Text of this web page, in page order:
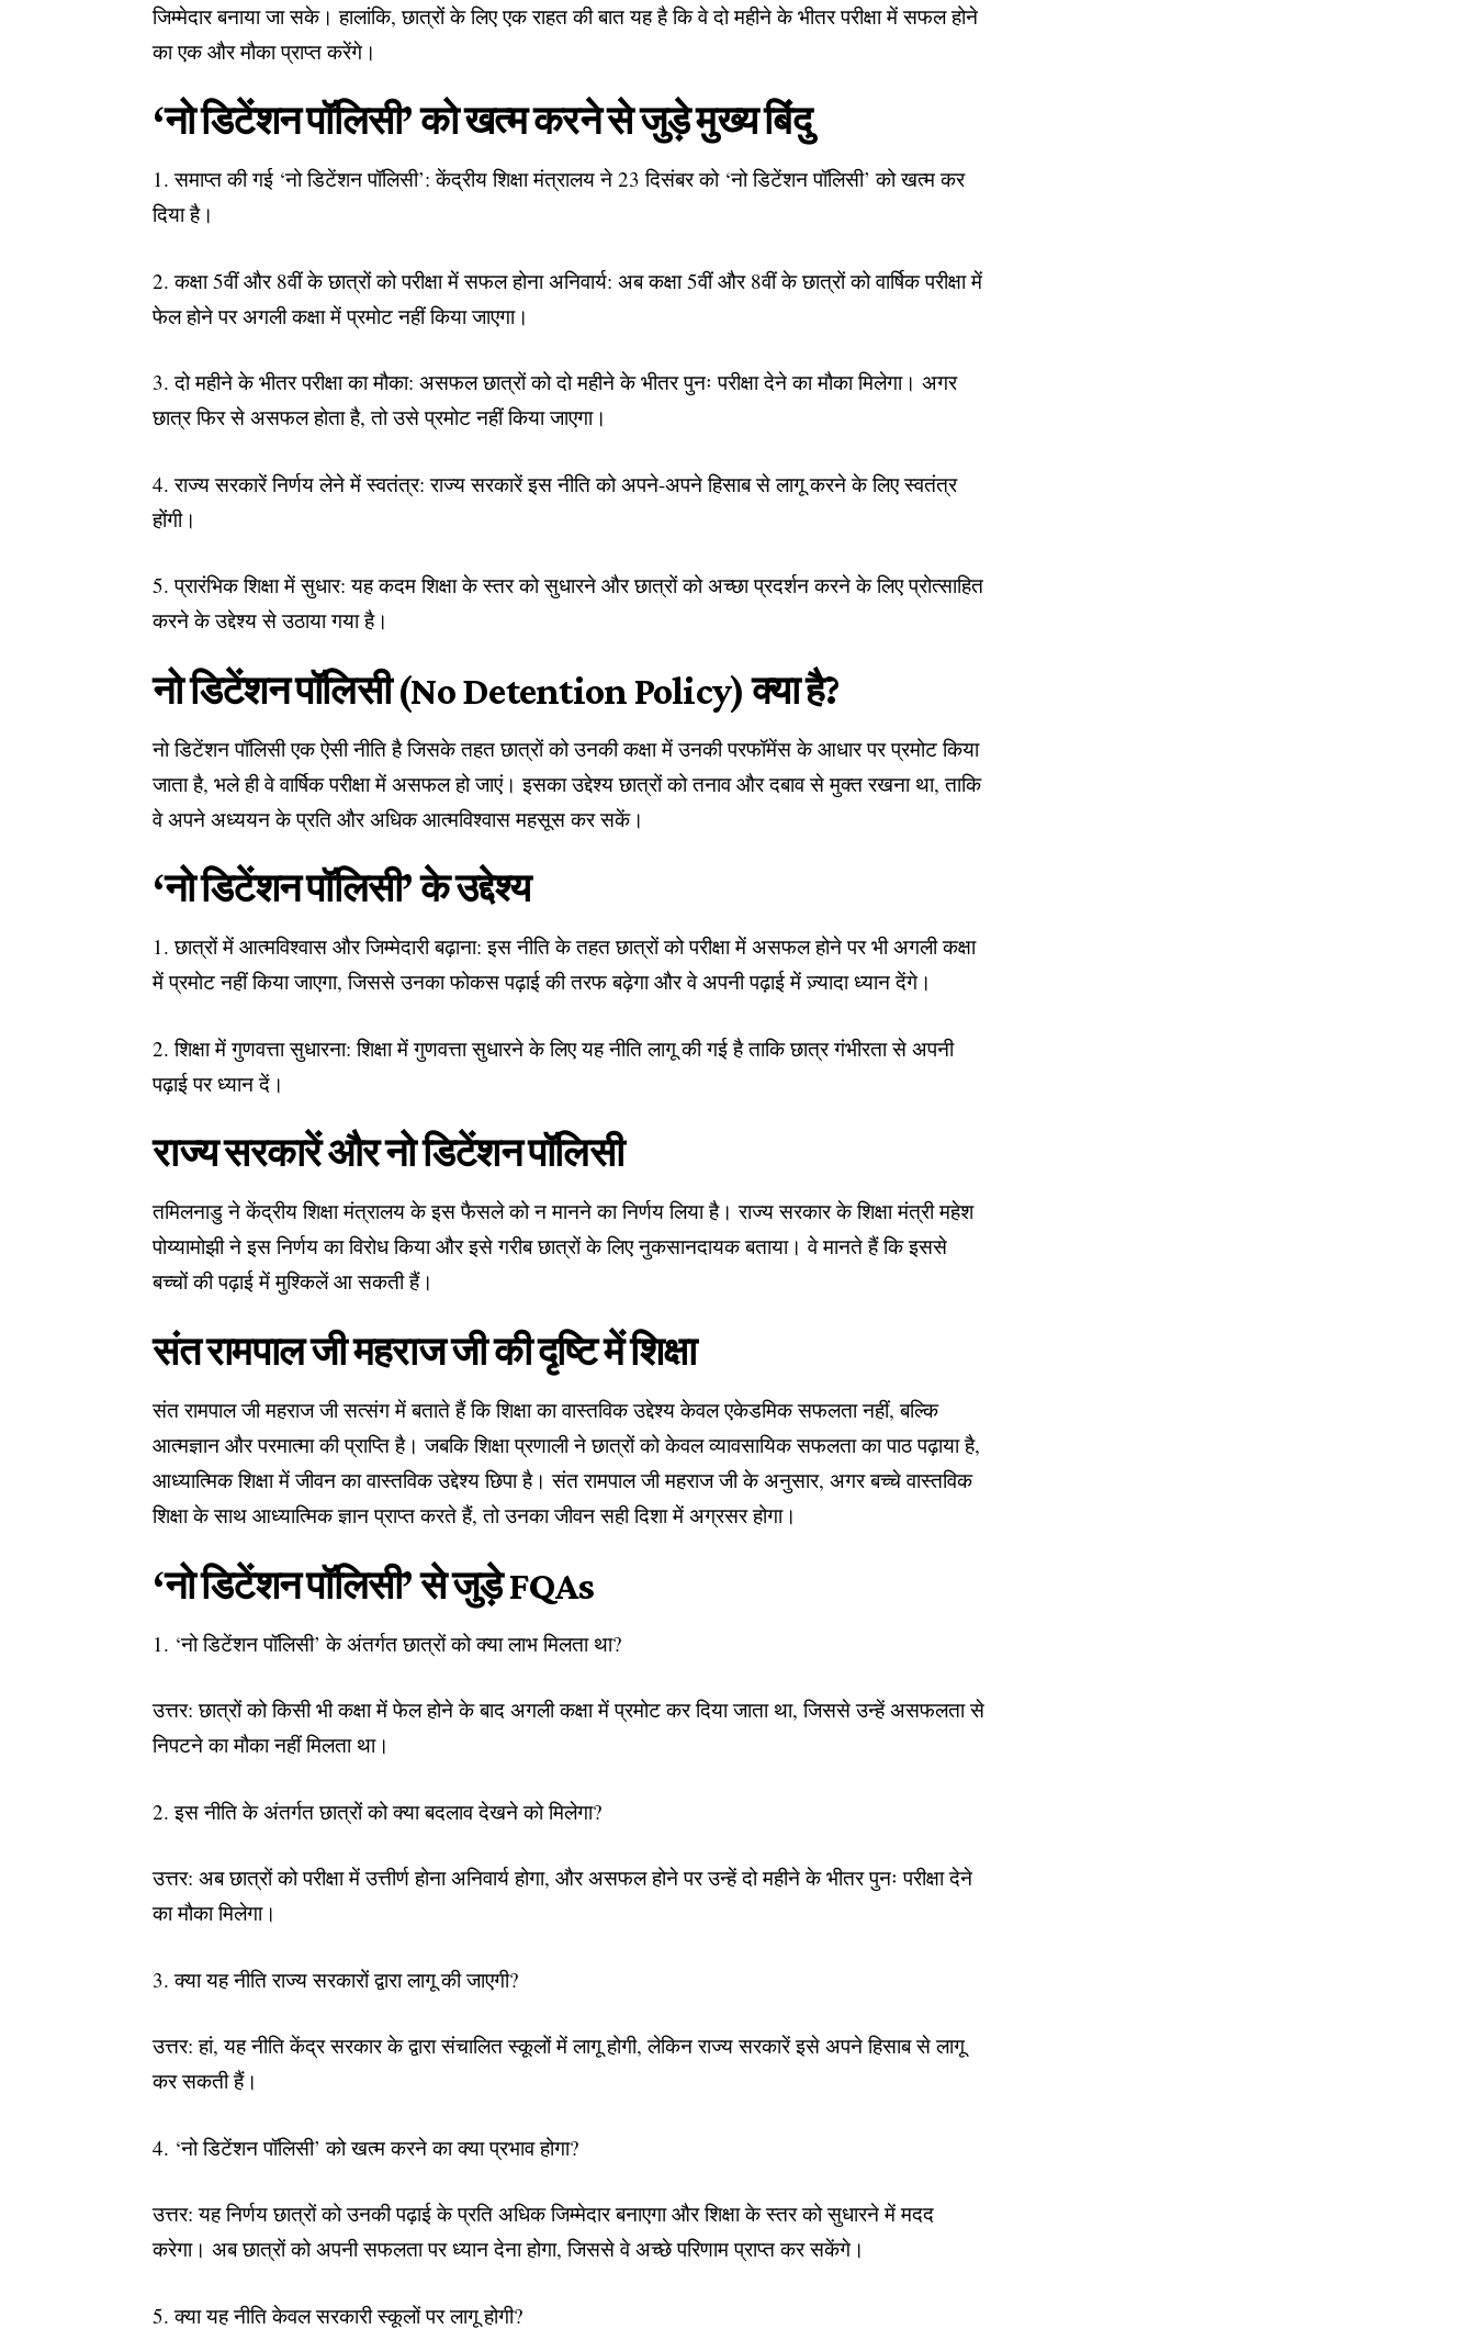
जिम्मेदार बनाया जा सके। हालांकि, छात्रों के लिए एक राहत की बात यह है कि वे दो महीने के भीतर परीक्षा में सफल होने
का एक और मौका प्राप्त करेंगे।
‘नो डिटेंशन पॉलिसी’ को खत्म करने से जुड़े मुख्य बिंदु
1. समाप्त की गई ‘नो डिटेंशन पॉलिसी’: केंद्रीय शिक्षा मंत्रालय ने 23 दिसंबर को ‘नो डिटेंशन पॉलिसी’ को खत्म कर
दिया है।
2. कक्षा 5वीं और 8वीं के छात्रों को परीक्षा में सफल होना अनिवार्य: अब कक्षा 5वीं और 8वीं के छात्रों को वार्षिक परीक्षा में
फेल होने पर अगली कक्षा में प्रमोट नहीं किया जाएगा।
3. दो महीने के भीतर परीक्षा का मौका: असफल छात्रों को दो महीने के भीतर पुनः परीक्षा देने का मौका मिलेगा। अगर
छात्र फिर से असफल होता है, तो उसे प्रमोट नहीं किया जाएगा।
4. राज्य सरकारें निर्णय लेने में स्वतंत्र: राज्य सरकारें इस नीति को अपने-अपने हिसाब से लागू करने के लिए स्वतंत्र
होंगी।
5. प्रारंभिक शिक्षा में सुधार: यह कदम शिक्षा के स्तर को सुधारने और छात्रों को अच्छा प्रदर्शन करने के लिए प्रोत्साहित
करने के उद्देश्य से उठाया गया है।
नो डिटेंशन पॉलिसी (No Detention Policy) क्या है?
नो डिटेंशन पॉलिसी एक ऐसी नीति है जिसके तहत छात्रों को उनकी कक्षा में उनकी परफॉमेंस के आधार पर प्रमोट किया
जाता है, भले ही वे वार्षिक परीक्षा में असफल हो जाएं। इसका उद्देश्य छात्रों को तनाव और दबाव से मुक्त रखना था, ताकि
वे अपने अध्ययन के प्रति और अधिक आत्मविश्वास महसूस कर सकें।
‘नो डिटेंशन पॉलिसी’ के उद्देश्य
1. छात्रों में आत्मविश्वास और जिम्मेदारी बढ़ाना: इस नीति के तहत छात्रों को परीक्षा में असफल होने पर भी अगली कक्षा
में प्रमोट नहीं किया जाएगा, जिससे उनका फोकस पढ़ाई की तरफ बढ़ेगा और वे अपनी पढ़ाई में ज़्यादा ध्यान देंगे।
2. शिक्षा में गुणवत्ता सुधारना: शिक्षा में गुणवत्ता सुधारने के लिए यह नीति लागू की गई है ताकि छात्र गंभीरता से अपनी
पढ़ाई पर ध्यान दें।
राज्य सरकारें और नो डिटेंशन पॉलिसी
तमिलनाडु ने केंद्रीय शिक्षा मंत्रालय के इस फैसले को न मानने का निर्णय लिया है। राज्य सरकार के शिक्षा मंत्री महेश
पोय्यामोझी ने इस निर्णय का विरोध किया और इसे गरीब छात्रों के लिए नुकसानदायक बताया। वे मानते हैं कि इससे
बच्चों की पढ़ाई में मुश्किलें आ सकती हैं।
संत रामपाल जी महराज जी की दृष्टि में शिक्षा
संत रामपाल जी महराज जी सत्संग में बताते हैं कि शिक्षा का वास्तविक उद्देश्य केवल एकेडमिक सफलता नहीं, बल्कि
आत्मज्ञान और परमात्मा की प्राप्ति है। जबकि शिक्षा प्रणाली ने छात्रों को केवल व्यावसायिक सफलता का पाठ पढ़ाया है,
आध्यात्मिक शिक्षा में जीवन का वास्तविक उद्देश्य छिपा है। संत रामपाल जी महराज जी के अनुसार, अगर बच्चे वास्तविक
शिक्षा के साथ आध्यात्मिक ज्ञान प्राप्त करते हैं, तो उनका जीवन सही दिशा में अग्रसर होगा।
‘नो डिटेंशन पॉलिसी’ से जुड़े FQAs
1. ‘नो डिटेंशन पॉलिसी’ के अंतर्गत छात्रों को क्या लाभ मिलता था?
उत्तर: छात्रों को किसी भी कक्षा में फेल होने के बाद अगली कक्षा में प्रमोट कर दिया जाता था, जिससे उन्हें असफलता से
निपटने का मौका नहीं मिलता था।
2. इस नीति के अंतर्गत छात्रों को क्या बदलाव देखने को मिलेगा?
उत्तर: अब छात्रों को परीक्षा में उत्तीर्ण होना अनिवार्य होगा, और असफल होने पर उन्हें दो महीने के भीतर पुनः परीक्षा देने
का मौका मिलेगा।
3. क्या यह नीति राज्य सरकारों द्वारा लागू की जाएगी?
उत्तर: हां, यह नीति केंद्र सरकार के द्वारा संचालित स्कूलों में लागू होगी, लेकिन राज्य सरकारें इसे अपने हिसाब से लागू
कर सकती हैं।
4. ‘नो डिटेंशन पॉलिसी’ को खत्म करने का क्या प्रभाव होगा?
उत्तर: यह निर्णय छात्रों को उनकी पढ़ाई के प्रति अधिक जिम्मेदार बनाएगा और शिक्षा के स्तर को सुधारने में मदद
करेगा। अब छात्रों को अपनी सफलता पर ध्यान देना होगा, जिससे वे अच्छे परिणाम प्राप्त कर सकेंगे।
5. क्या यह नीति केवल सरकारी स्कूलों पर लागू होगी?